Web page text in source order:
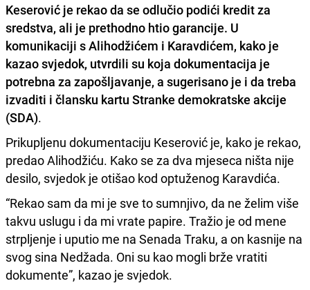
Keserović je rekao da se odlučio podići kredit za
sredstva, ali je prethodno htio garancije. U
komunikaciji s Alihodžićem i Karavdićem, kako je
kazao svjedok, utvrdili su koja dokumentacija je
potrebna za zapošljavanje, a sugerisano je i da treba
izvaditi i člansku kartu Stranke demokratske akcije
(SDA).
Prikupljenu dokumentaciju Keserović je, kako je rekao,
predao Alihodžiću. Kako se za dva mjeseca ništa nije
desilo, svjedok je otišao kod optuženog Karavdića.
“Rekao sam da mi je sve to sumnjivo, da ne želim više
takvu uslugu i da mi vrate papire. Tražio je od mene
strpljenje i uputio me na Senada Traku, a on kasnije na
svog sina Nedžada. Oni su kao mogli brže vratiti
dokumente”, kazao je svjedok.